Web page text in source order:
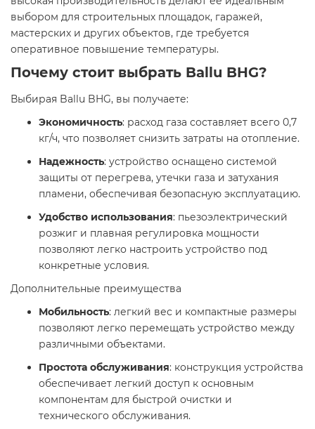
выбором для строительных площадок, гаражей,
мастерских и других объектов, где требуется
оперативное повышение температуры.​
Почему стоит выбрать Ballu BHG?
Выбирая Ballu BHG, вы получаете:​
Экономичность: расход газа составляет всего 0,7
кг/ч, что позволяет снизить затраты на отопление.​
Надежность: устройство оснащено системой
защиты от перегрева, утечки газа и затухания
пламени, обеспечивая безопасную эксплуатацию.​
Удобство использования: пьезоэлектрический
розжиг и плавная регулировка мощности
позволяют легко настроить устройство под
конкретные условия.​
Дополнительные преимущества
Мобильность: легкий вес и компактные размеры
позволяют легко перемещать устройство между
различными объектами.​
Простота обслуживания: конструкция устройства
обеспечивает легкий доступ к основным
компонентам для быстрой очистки и
технического обслуживания.​